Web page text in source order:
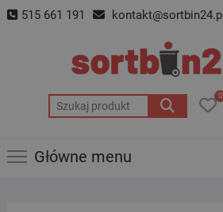
Skip 515 661 191 kontakt@sortbin24.pl
Szukaj:
0
Główne menu